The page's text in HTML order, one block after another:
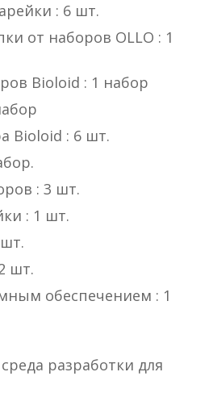
: 6 шт.
от наборов OLLO : 1
Bioloid : 1 набор
Bioloid : 6 шт.
: 3 шт.
: 1 шт.
шт.
обеспечением : 1
разработки для